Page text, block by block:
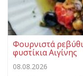
Φουρνιστά
φυστίκια Αιγίνης
08.08.2026